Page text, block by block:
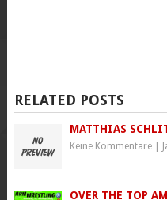
RELATED POSTS
MATTHIAS
Keine Kommentare|
OVER THE TOP